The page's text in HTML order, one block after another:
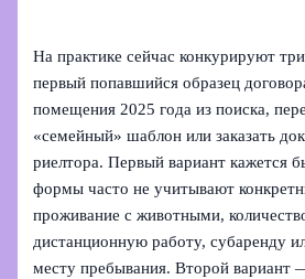
На практике сейчас конкурируют
первый попавшийся образец
помещения 2025 года из поиска,
«семейный» шаблон или заказать
риелтора. Первый вариант кажется
формы часто не учитывают
проживание с животными,
дистанционную работу, субаренду
месту пребывания. Второй вариант